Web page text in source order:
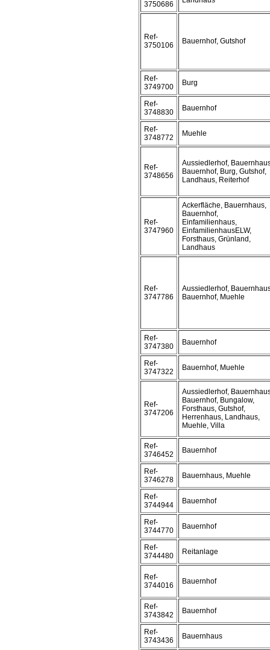
3750686
Ref-
3750106
Bauernhof, Gutshof
Ref-
3749700
Burg
Ref-
3748830
Bauernhof
Ref-
3748772
Muehle
Ref-
3748656
Aussiedlerhof,
Bauernhof, Burg, Gutshof,
Landhaus, Reiterhof
Ref-
3747960
Ackerfläche, Bauernhaus,
Bauernhof,
Einfamilienhaus,
EinfamilienhausELW,
Forsthaus, Grünland,
Landhaus
Ref-
3747786
Aussiedlerhof,
Bauernhof, Muehle
Ref-
3747380
Bauernhof
Ref-
3747322
Bauernhof, Muehle
Ref-
3747206
Aussiedlerhof,
Bauernhof, Bungalow,
Forsthaus, Gutshof,
Herrenhaus, Landhaus,
Muehle, Villa
Ref-
3746452
Bauernhof
Ref-
3746278
Bauernhaus, Muehle
Ref-
3744944
Bauernhof
Ref-
3744770
Bauernhof
Ref-
3744480
Reitanlage
Ref-
3744016
Bauernhof
Ref-
3743842
Bauernhof
Ref-
3743436
Bauernhaus